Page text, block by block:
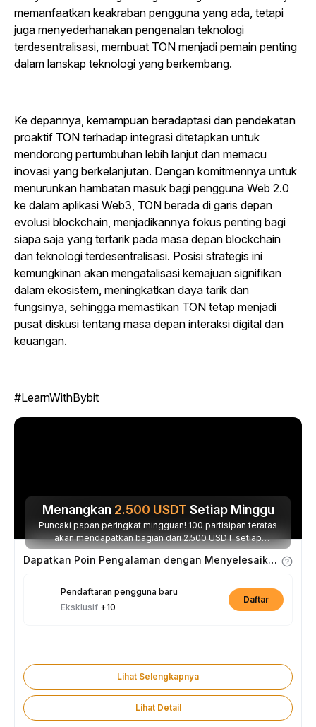
memanfaatkan keakraban pengguna yang ada, tetapi
juga menyederhanakan pengenalan teknologi
terdesentralisasi, membuat TON menjadi pemain penting
dalam lanskap teknologi yang berkembang.
Ke depannya, kemampuan beradaptasi dan pendekatan
proaktif TON terhadap integrasi ditetapkan untuk
mendorong pertumbuhan lebih lanjut dan memacu
inovasi yang berkelanjutan. Dengan komitmennya untuk
menurunkan hambatan masuk bagi pengguna Web 2.0
ke dalam aplikasi Web3, TON berada di garis depan
evolusi blockchain, menjadikannya fokus penting bagi
siapa saja yang tertarik pada masa depan blockchain
dan teknologi terdesentralisasi. Posisi strategis ini
kemungkinan akan mengatalisasi kemajuan signifikan
dalam ekosistem, meningkatkan daya tarik dan
fungsinya, sehingga memastikan TON tetap menjadi
pusat diskusi tentang masa depan interaksi digital dan
keuangan.
#LearnWithBybit
Menangkan 2.500 USDT Setiap Minggu
Puncaki papan peringkat mingguan! 100 partisipan teratas
akan mendapatkan bagian dari 2.500 USDT setiap
minggunya.
Dapatkan Poin Pengalaman dengan Menyelesaikan Tugas
Pendaftaran pengguna baru
Eksklusif +10
Daftar
Lihat Selengkapnya
Lihat Detail